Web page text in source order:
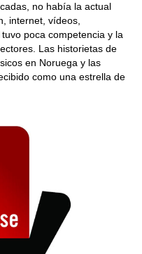
no había la actual
internet, vídeos,
poca competencia y la
Las historietas de
en Noruega y las
como una estrella de